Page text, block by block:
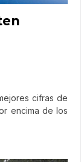
cifras de
encima de los